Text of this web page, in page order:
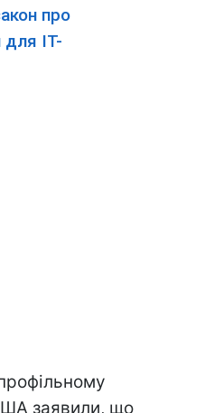
про
для IT-
заявили, що